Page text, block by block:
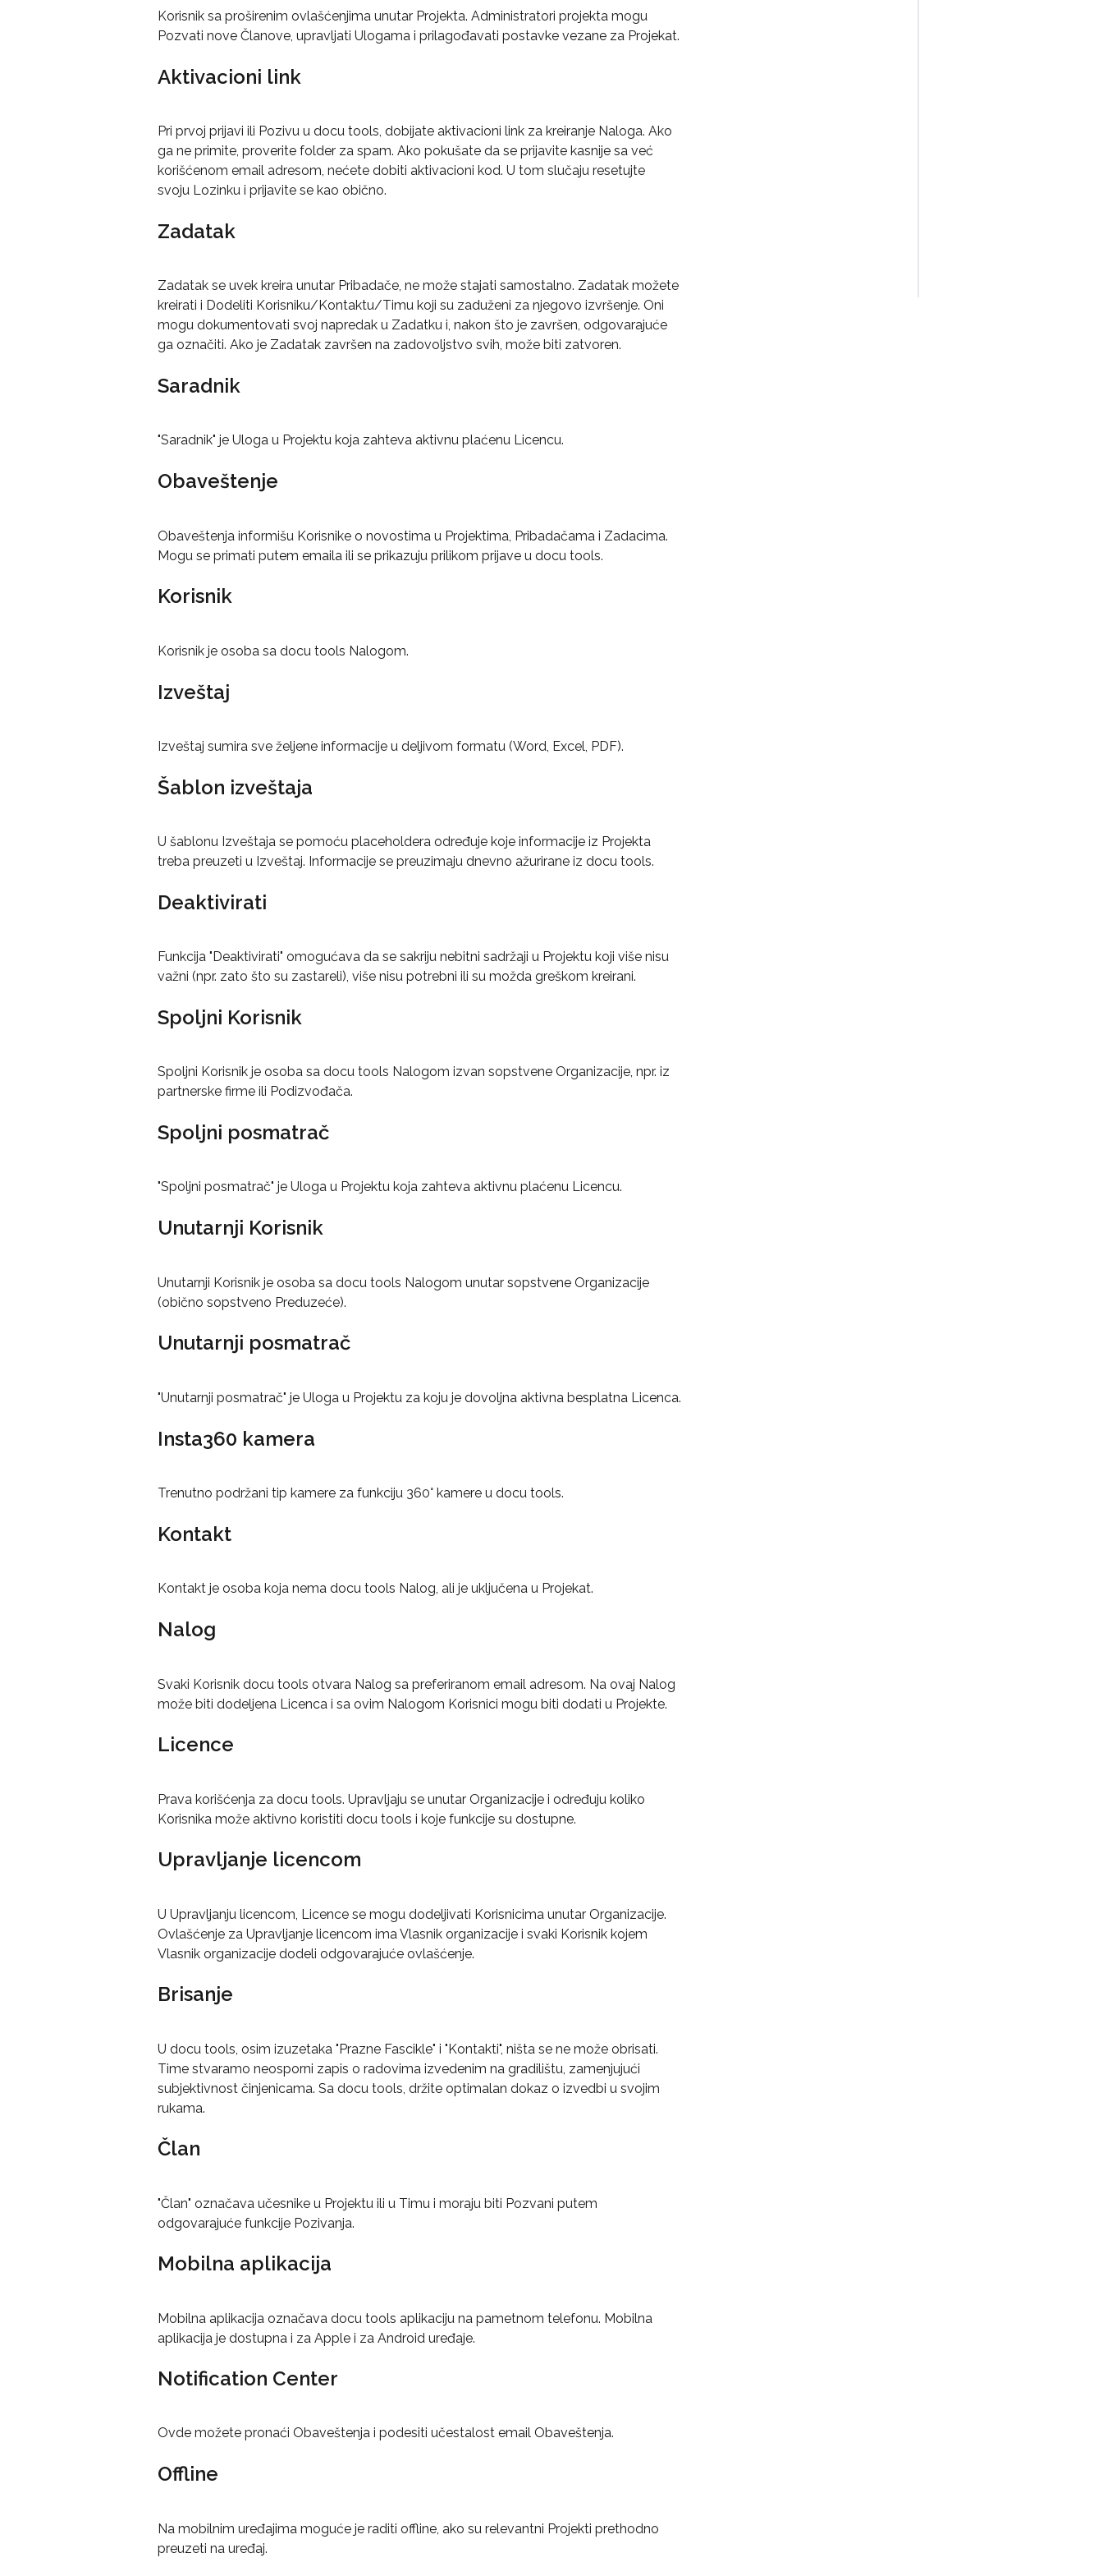
Korisnik sa proširenim ovlašćenjima unutar Projekta. Administratori projekta mogu
Pozvati nove Članove, upravljati Ulogama i prilagođavati postavke vezane za Projekat.
Aktivacioni link
Pri prvoj prijavi ili Pozivu u docu tools, dobijate aktivacioni link za kreiranje Naloga. Ako
ga ne primite, proverite folder za spam. Ako pokušate da se prijavite kasnije sa već
korišćenom email adresom, nećete dobiti aktivacioni kod. U tom slučaju resetujte
svoju Lozinku i prijavite se kao obično.
Zadatak
Zadatak se uvek kreira unutar Pribadače, ne može stajati samostalno. Zadatak možete
kreirati i Dodeliti Korisniku/Kontaktu/Timu koji su zaduženi za njegovo izvršenje. Oni
mogu dokumentovati svoj napredak u Zadatku i, nakon što je završen, odgovarajuće
ga označiti. Ako je Zadatak završen na zadovoljstvo svih, može biti zatvoren.
Saradnik
"Saradnik" je Uloga u Projektu koja zahteva aktivnu plaćenu Licencu.
Obaveštenje
Obaveštenja informišu Korisnike o novostima u Projektima, Pribadačama i Zadacima.
Mogu se primati putem emaila ili se prikazuju prilikom prijave u docu tools.
Korisnik
Korisnik je osoba sa docu tools Nalogom.
Izveštaj
Izveštaj sumira sve željene informacije u deljivom formatu (Word, Excel, PDF).
Šablon izveštaja
U šablonu Izveštaja se pomoću placeholdera određuje koje informacije iz Projekta
treba preuzeti u Izveštaj. Informacije se preuzimaju dnevno ažurirane iz docu tools.
Deaktivirati
Funkcija "Deaktivirati" omogućava da se sakriju nebitni sadržaji u Projektu koji više nisu
važni (npr. zato što su zastareli), više nisu potrebni ili su možda greškom kreirani.
Spoljni Korisnik
Spoljni Korisnik je osoba sa docu tools Nalogom izvan sopstvene Organizacije, npr. iz
partnerske firme ili Podizvođača.
Spoljni posmatrač
"Spoljni posmatrač" je Uloga u Projektu koja zahteva aktivnu plaćenu Licencu.
Unutarnji Korisnik
Unutarnji Korisnik je osoba sa docu tools Nalogom unutar sopstvene Organizacije
(obično sopstveno Preduzeće).
Unutarnji posmatrač
"Unutarnji posmatrač" je Uloga u Projektu za koju je dovoljna aktivna besplatna Licenca.
Insta360 kamera
Trenutno podržani tip kamere za funkciju 360° kamere u docu tools.
Kontakt
Kontakt je osoba koja nema docu tools Nalog, ali je uključena u Projekat.
Nalog
Svaki Korisnik docu tools otvara Nalog sa preferiranom email adresom. Na ovaj Nalog
može biti dodeljena Licenca i sa ovim Nalogom Korisnici mogu biti dodati u Projekte.
Licence
Prava korišćenja za docu tools. Upravljaju se unutar Organizacije i određuju koliko
Korisnika može aktivno koristiti docu tools i koje funkcije su dostupne.
Upravljanje licencom
U Upravljanju licencom, Licence se mogu dodeljivati Korisnicima unutar Organizacije.
Ovlašćenje za Upravljanje licencom ima Vlasnik organizacije i svaki Korisnik kojem
Vlasnik organizacije dodeli odgovarajuće ovlašćenje.
Brisanje
U docu tools, osim izuzetaka "Prazne Fascikle" i "Kontakti", ništa se ne može obrisati.
Time stvaramo neosporni zapis o radovima izvedenim na gradilištu, zamenjujući
subjektivnost činjenicama. Sa docu tools, držite optimalan dokaz o izvedbi u svojim
rukama.
Član
"Član" označava učesnike u Projektu ili u Timu i moraju biti Pozvani putem
odgovarajuće funkcije Pozivanja.
Mobilna aplikacija
Mobilna aplikacija označava docu tools aplikaciju na pametnom telefonu. Mobilna
aplikacija je dostupna i za Apple i za Android uređaje.
Notification Center
Ovde možete pronaći Obaveštenja i podesiti učestalost email Obaveštenja.
Offline
Na mobilnim uređajima moguće je raditi offline, ako su relevantni Projekti prethodno
preuzeti na uređaj.